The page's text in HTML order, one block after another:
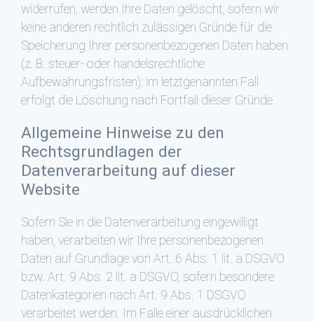
widerrufen, werden Ihre Daten gelöscht, sofern wir
keine anderen rechtlich zulässigen Gründe für die
Speicherung Ihrer personenbezogenen Daten haben
(z. B. steuer- oder handelsrechtliche
Aufbewahrungsfristen); im letztgenannten Fall
erfolgt die Löschung nach Fortfall dieser Gründe.
Allgemeine Hinweise zu den
Rechtsgrundlagen der
Datenverarbeitung auf dieser
Website
Sofern Sie in die Datenverarbeitung eingewilligt
haben, verarbeiten wir Ihre personenbezogenen
Daten auf Grundlage von Art. 6 Abs. 1 lit. a DSGVO
bzw. Art. 9 Abs. 2 lit. a DSGVO, sofern besondere
Datenkategorien nach Art. 9 Abs. 1 DSGVO
verarbeitet werden. Im Falle einer ausdrücklichen